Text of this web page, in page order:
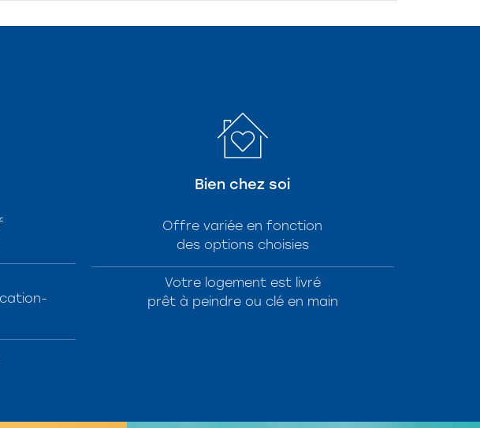
Bien chez soi
Offre variée en fonction
des options choisies
Votre logement est livré
prêt à peindre ou clé en main